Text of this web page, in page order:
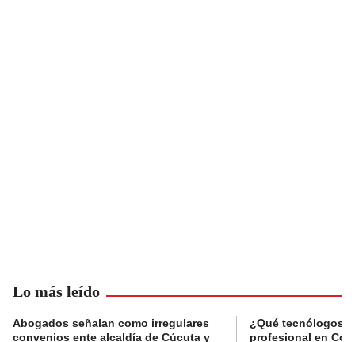
Lo más leído
Abogados señalan como irregulares
convenios ente alcaldía de Cúcuta y
¿Qué tecnólogos
profesional en